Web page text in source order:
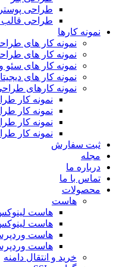
طراحی پوستر
طراحی قالب
نمونه کارها
نمونه کار های
نمونه کار های
نمونه کار های سئو
نمونه کار های
نمونه کارهای
نمونه کار
نمونه کار
نمونه کار
نمونه کار
ثبت سفارش
مجله
درباره ما
تماس با ما
محصولات
هاست
هاست
هاست
هاست
هاست
خرید و انتقال دامنه